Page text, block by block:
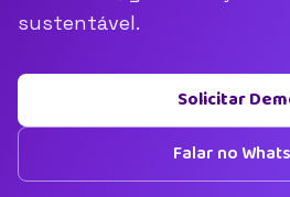
sustentável.
Solicitar
Falar no